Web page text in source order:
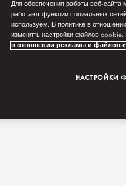
Для обеспечения работы веб-
работают функции социальных
используем. В политике в
изменять настройки файлов
в отношении рекламы и файлов
НАСТРОЙКИ